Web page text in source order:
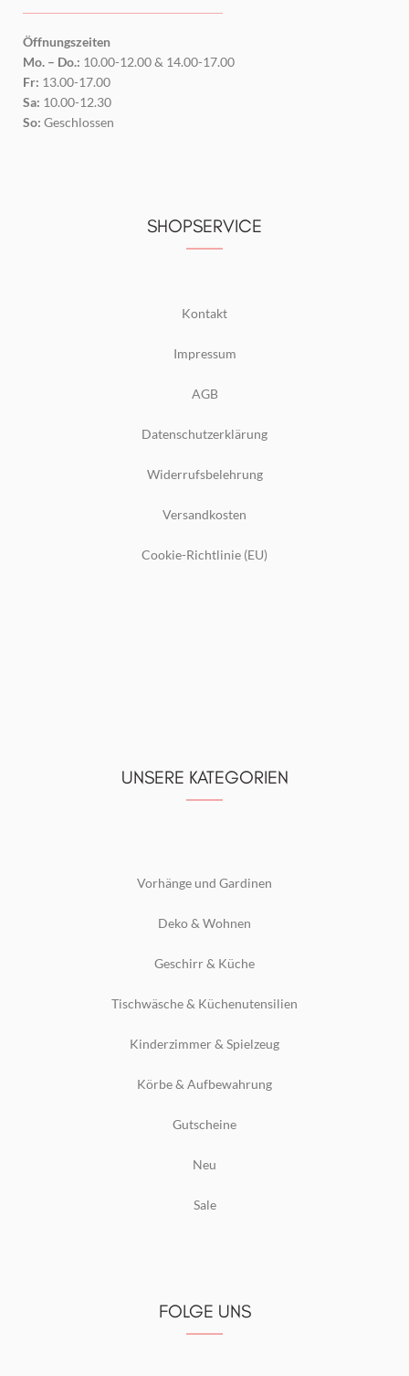
Öffnungszeiten
Mo. – Do.: 10.00-12.00 & 14.00-17.00
Fr: 13.00-17.00
Sa: 10.00-12.30
So: Geschlossen
SHOPSERVICE
Kontakt
Impressum
AGB
Datenschutzerklärung
Widerrufsbelehrung
Versandkosten
Cookie-Richtlinie (EU)
UNSERE KATEGORIEN
Vorhänge und Gardinen
Deko & Wohnen
Geschirr & Küche
Tischwäsche & Küchenutensilien
Kinderzimmer & Spielzeug
Körbe & Aufbewahrung
Gutscheine
Neu
Sale
FOLGE UNS